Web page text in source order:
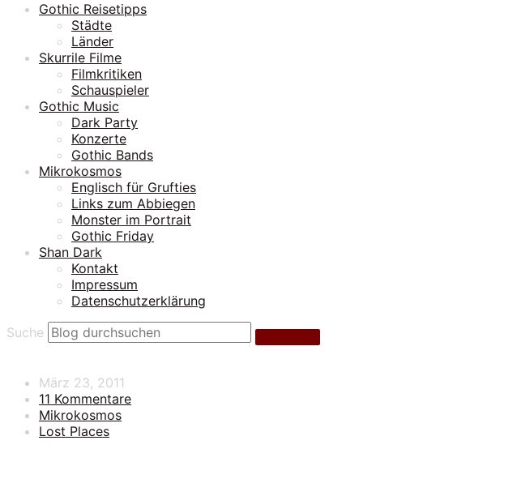
Gothic Reisetipps
Städte
Länder
Skurrile Filme
Filmkritiken
Schauspieler
Gothic Music
Dark Party
Konzerte
Gothic Bands
Mikrokosmos
Englisch für Grufties
Links zum Abbiegen
Monster im Portrait
Gothic Friday
Shan Dark
Kontakt
Impressum
Datenschutzerklärung
Suche
März 23, 2011
11 Kommentare
Mikrokosmos
Lost Places